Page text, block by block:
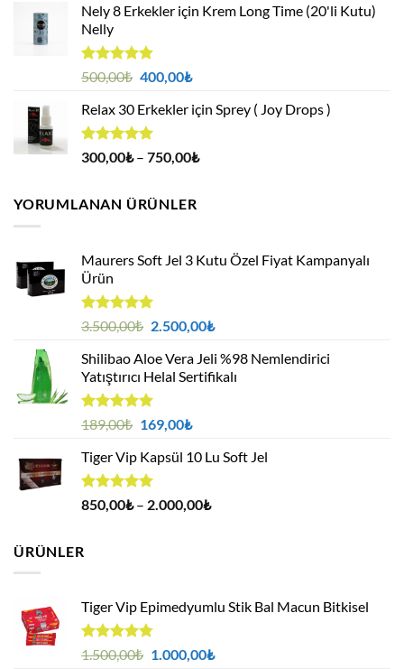
aldı
1.380,00₺.fiyat:
Nely 8 Erkekler için Krem Long Time (20'li Kutu)
Nelly
5 üzerinden
oy
aldı
500,00₺ Orijinal
500,00₺.
400,00₺Şu
fiyat:
Relax 30 Erkekler için Sprey ( Joy Drops )
5 üzerinden
4.94oy
300,00₺ – 750,00₺Fiyat
YORUMLANAN ÜRÜNLER
Maurers Soft Jel 3 Kutu Özel Fiyat Kampanyalı
Ürün
5 üzerinden
oy
aldı
3.500,00₺ Orijinal
3.500,00₺.
2.500,00₺Şu
fiyat:
2.500,00₺.
Shilibao Aloe Vera Jeli %98 Nemlendirici
Yatıştırıcı Helal Sertifikalı
5 üzerinden
oy
aldı
189,00₺ Orijinal
189,00₺.
169,00₺Şu
fiyat:
Tiger Vip Kapsül 10 Lu Soft Jel
5 üzerinden
5.00oy
850,00₺ – 2.000,00₺Fiyat
ÜRÜNLER
Tiger Vip Epimedyumlu Stik Bal Macun Bitkisel
5
1.500,00₺ Orijinal
1.000,00₺Şu